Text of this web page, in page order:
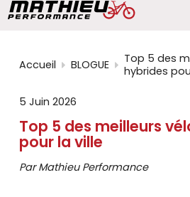
Appuyez
accéder
de
sélectionné.
Les
d'appareils
Accueil BLOGUE
Top 5 des
hybrides
5 Juin 2026
Top 5 des meilleurs
pour la ville
Par Mathieu Performance